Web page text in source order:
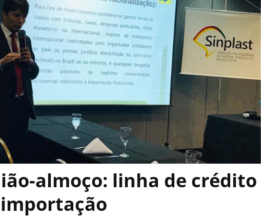
almoço: linha de crédito